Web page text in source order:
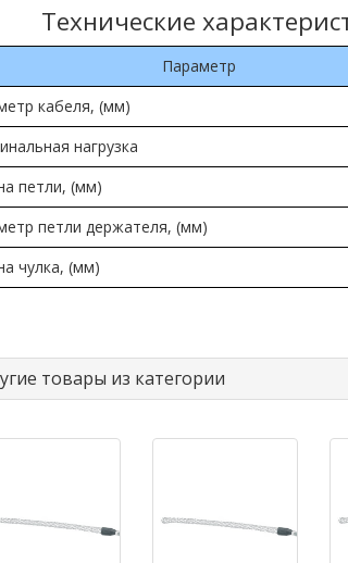
Технические
Параметр
кабеля, (мм)
нагрузка
петли, (мм)
петли держателя, (мм)
чулка, (мм)
товары из категории